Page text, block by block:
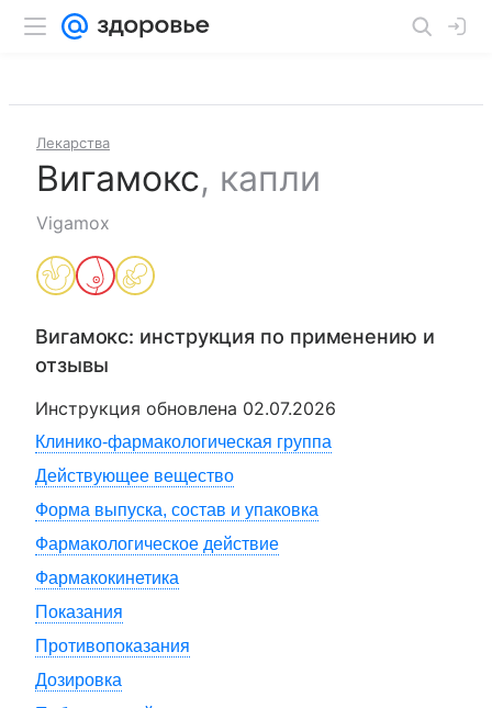
Лекарства
Вигамокс, капли
Vigamox
Вигамокс: инструкция по применению и
отзывы
Инструкция обновлена 02.07.2026
Клинико-фармакологическая группа
Действующее вещество
Форма выпуска, состав и упаковка
Фармакологическое действие
Фармакокинетика
Показания
Противопоказания
Дозировка